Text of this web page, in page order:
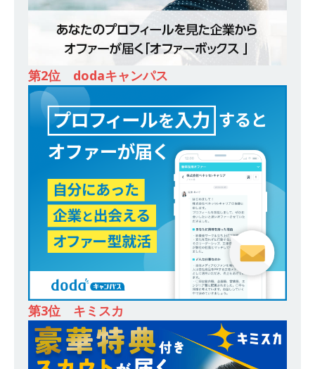
スを提供するベンチャー企業 ｜ 設立から毎年黒
字経営。売上は常に右肩上がり ｜ 未経験から営
業として成長・収入アップが目指せる環境 ｜ オ
イシル
体育会積極採用企業
[ 2026年5月13日 ]
【 28卒 ｜ トップ企業内定の
登竜門!! 満足度98％のインターン 】 東京勤務・
転勤なし ｜ 文系IT未経験でもOK ｜ 新卒の3年以
内昇進率91％ ｜ IT社会の今まさに求められてい
るベンチャー企業 ｜ 新卒2年目で1,000万円越え
目指せる!! ｜ データX
体育会積極採用企業
[ 2026年5月13日 ]
【 28卒 ｜ 仕事の全容を知れ
るオープンカンパニー 】 大林グループ ｜ 全国規
模の重要施設の建設に携わるサブコン ｜ 環境保
全や脱炭素社会の実現にも貢献 ｜ 初任給28万
+各手当 ｜ 年間休日125日 ｜ オーク設備工業
第2位 dodaキャンパス
第3位 キミスカ